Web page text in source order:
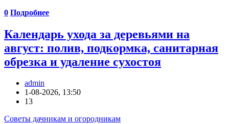
0 Подробнее
Календарь ухода за деревьями на
август: полив, подкормка, санитарная
обрезка и удаление сухостоя
admin
1-08-2026, 13:50
13
Советы дачникам и огородникам